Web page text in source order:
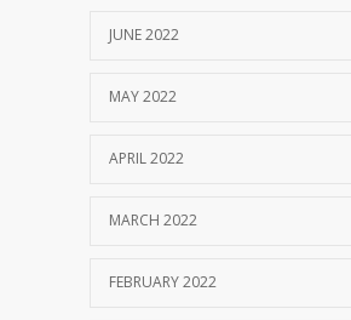
JUNE 2022
MAY 2022
APRIL 2022
MARCH 2022
FEBRUARY 2022